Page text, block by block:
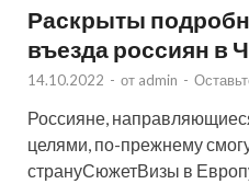
Раскрыты
въезда россиян в
14.10.2022 - от admin -
Россияне,
целями, по-прежнему
странуСюжетВизы в